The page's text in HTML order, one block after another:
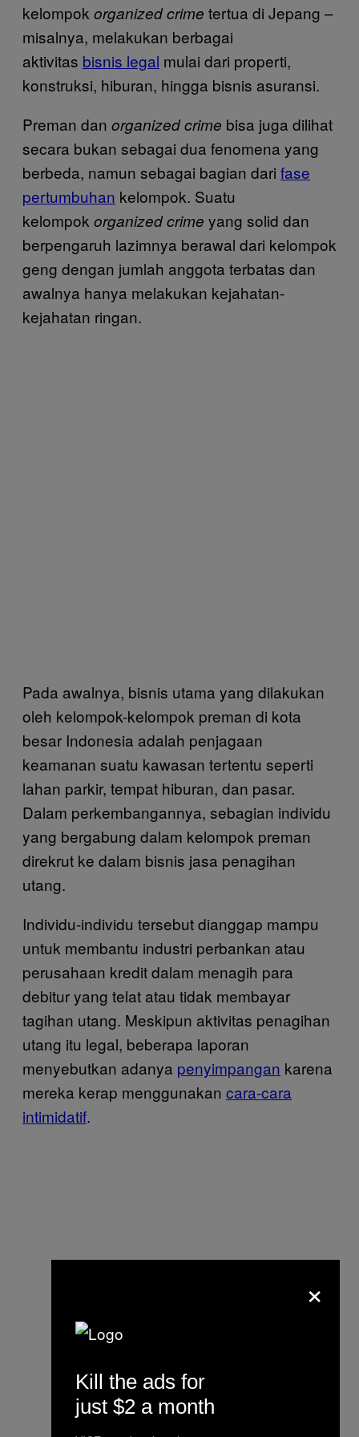
kelompok organized crime tertua di Jepang –
misalnya, melakukan berbagai
aktivitas bisnis legal mulai dari properti,
konstruksi, hiburan, hingga bisnis asuransi.
Preman dan organized crime bisa juga dilihat
secara bukan sebagai dua fenomena yang
berbeda, namun sebagai bagian dari fase
pertumbuhan kelompok. Suatu
kelompok organized crime yang solid dan
berpengaruh lazimnya berawal dari kelompok
geng dengan jumlah anggota terbatas dan
awalnya hanya melakukan kejahatan-
kejahatan ringan.
Pada awalnya, bisnis utama yang dilakukan
oleh kelompok-kelompok preman di kota
besar Indonesia adalah penjagaan
keamanan suatu kawasan tertentu seperti
lahan parkir, tempat hiburan, dan pasar.
Dalam perkembangannya, sebagian individu
yang bergabung dalam kelompok preman
direkrut ke dalam bisnis jasa penagihan
utang.
Individu-individu tersebut dianggap mampu
untuk membantu industri perbankan atau
perusahaan kredit dalam menagih para
debitur yang telat atau tidak membayar
tagihan utang. Meskipun aktivitas penagihan
utang itu legal, beberapa laporan
menyebutkan adanya penyimpangan karena
mereka kerap menggunakan cara-cara
intimidatif.
×
Kill the ads for
just $2 a month